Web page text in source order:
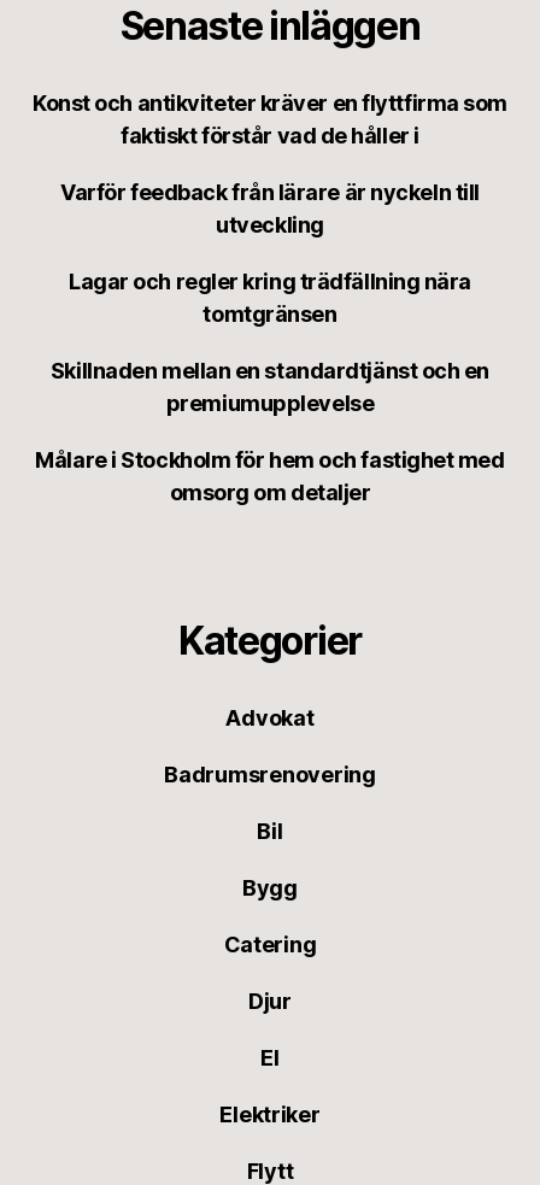
Senaste inläggen
Konst och antikviteter kräver en flyttfirma som
faktiskt förstår vad de håller i
Varför feedback från lärare är nyckeln till
utveckling
Lagar och regler kring trädfällning nära
tomtgränsen
Skillnaden mellan en standardtjänst och en
premiumupplevelse
Målare i Stockholm för hem och fastighet med
omsorg om detaljer
Kategorier
Advokat
Badrumsrenovering
Bil
Bygg
Catering
Djur
El
Elektriker
Flytt